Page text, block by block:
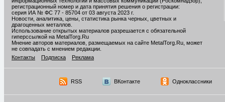
регистрационный номер и дата принятия решения о регистрации:
серия ИА № ФС 77 - 85704 от 03 августа 2023 г.
Новости, аналитика, цены, статистика рынка черных, цветных и
драгоценных металлов.
Использование открытых материалов разрешается с обязательной
гиперссылкой на MetalTorg.Ru
Мнение авторов материалов, размещаемых на сайте MetalTorg.Ru, может
не совпадать с мнением редакции.
Контакты
Подписка Реклама
RSS ВКонтакте Одноклассники